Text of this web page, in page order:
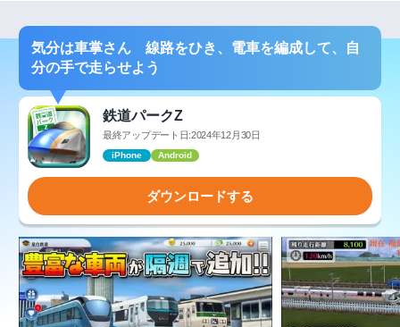
気分は車掌さん 線路をひき、電車を編成して、自
分の手で走らせよう
鉄道パークZ
最終アップデート日:2024年12月30日
iPhone Android
ダウンロードする